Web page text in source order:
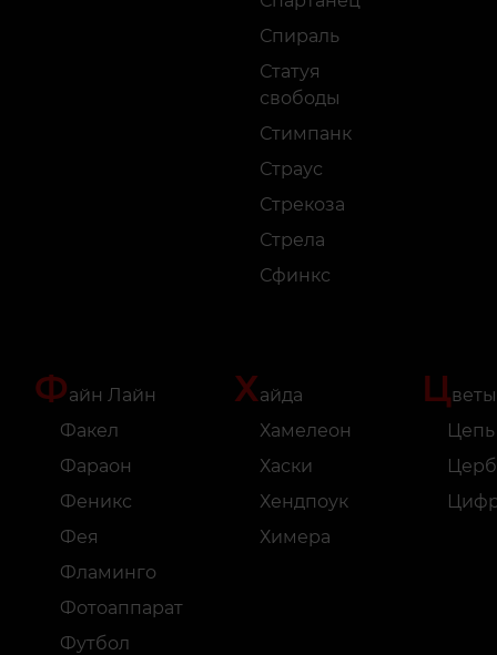
Спираль
Статуя
свободы
Стимпанк
Страус
Стрекоза
Стрела
Сфинкс
Файн Лайн
Факел
Фараон
Феникс
Фея
Фламинго
Фотоаппарат
Футбол
Хайда
Хамелеон
Хаски
Хендпоук
Химера
Цветы
Цепь